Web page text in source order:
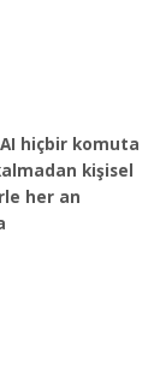
hiçbir komuta
kişisel
her an